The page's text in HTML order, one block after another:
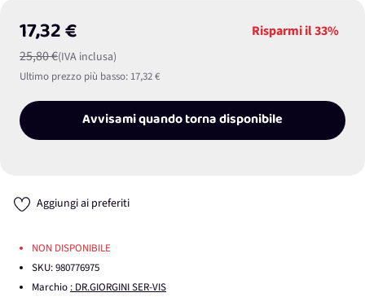
17,32 €
25,80 €(IVA inclusa)
Risparmi il33%
Ultimo prezzo più basso: 17,32 €
Avvisami quando torna disponibile
Aggiungi ai preferiti
NON DISPONIBILE
SKU:980776975
Marchio : DR.GIORGINI SER-VIS